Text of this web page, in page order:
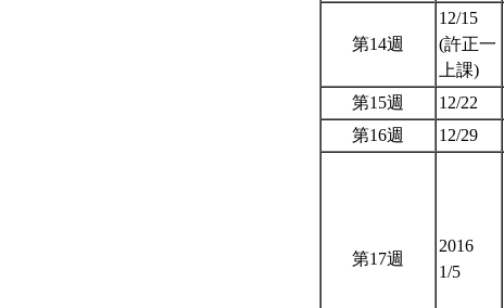
第14週
12/15
(許正一
上課)
第15週 12/22
第16週
12/29
第17週
2016
1/5